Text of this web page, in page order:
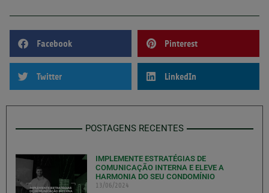
Facebook Pinterest
Twitter LinkedIn
POSTAGENS RECENTES
IMPLEMENTE ESTRATÉGIAS DE
COMUNICAÇÃO INTERNA E ELEVE A
HARMONIA DO SEU CONDOMÍNIO
13/06/2024